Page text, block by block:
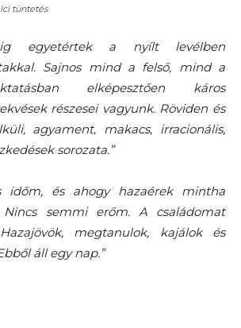
tüntetés
egyetértek a nyílt levélben
Sajnos mind a felső, mind a
elképesztően káros
részesei vagyunk. Röviden és
agyament, makacs, irracionális,
sorozata.”
időm, és ahogy hazaérek mintha
Nincs semmi erőm. A családomat
megtanulok, kajálok és
áll egy nap.”